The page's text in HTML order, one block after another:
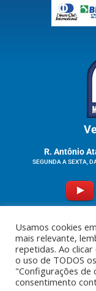
R. Antônio
SEGUNDA A SEXTA,
Usamos cookies
mais relevante,
repetidas. Ao
o uso de TODOS
"Configurações de
consentimento